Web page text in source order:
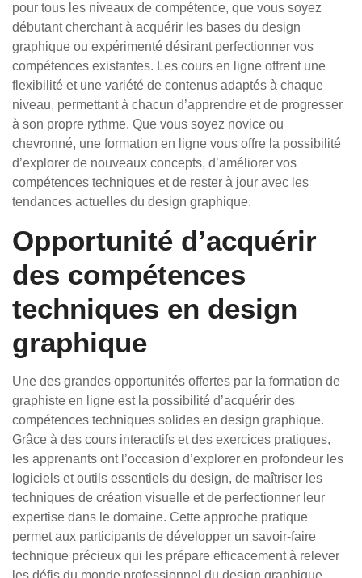
pour tous les niveaux de compétence, que vous soyez
débutant cherchant à acquérir les bases du design
graphique ou expérimenté désirant perfectionner vos
compétences existantes. Les cours en ligne offrent une
flexibilité et une variété de contenus adaptés à chaque
niveau, permettant à chacun d’apprendre et de progresser
à son propre rythme. Que vous soyez novice ou
chevronné, une formation en ligne vous offre la possibilité
d’explorer de nouveaux concepts, d’améliorer vos
compétences techniques et de rester à jour avec les
tendances actuelles du design graphique.
Opportunité d’acquérir
des compétences
techniques en design
graphique
Une des grandes opportunités offertes par la formation de
graphiste en ligne est la possibilité d’acquérir des
compétences techniques solides en design graphique.
Grâce à des cours interactifs et des exercices pratiques,
les apprenants ont l’occasion d’explorer en profondeur les
logiciels et outils essentiels du design, de maîtriser les
techniques de création visuelle et de perfectionner leur
expertise dans le domaine. Cette approche pratique
permet aux participants de développer un savoir-faire
technique précieux qui les prépare efficacement à relever
les défis du monde professionnel du design graphique.